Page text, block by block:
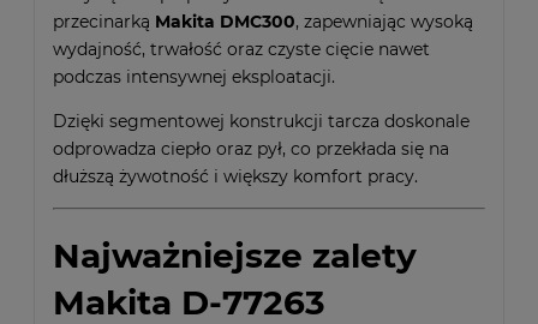
przecinarką Makita DMC300, zapewniając wysoką
wydajność, trwałość oraz czyste cięcie nawet
podczas intensywnej eksploatacji.
Dzięki segmentowej konstrukcji tarcza doskonale
odprowadza ciepło oraz pył, co przekłada się na
dłuższą żywotność i większy komfort pracy.
Najważniejsze zalety
Makita D-77263